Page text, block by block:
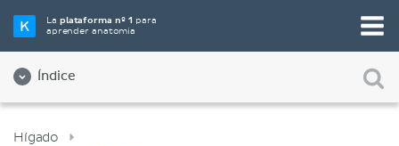
Laplataforma nº 1 para
aprender anatomía
Índice
Hígado